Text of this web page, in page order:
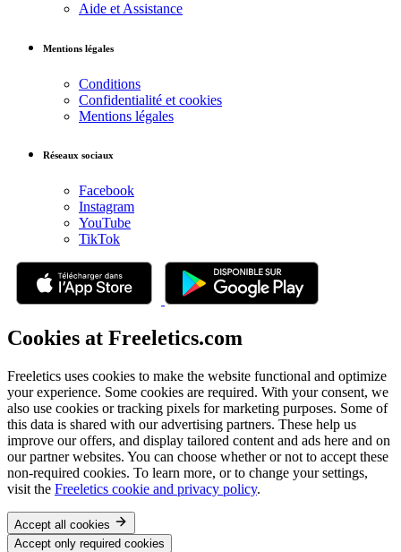
Aide et Assistance
Mentions légales
Conditions
Confidentialité et cookies
Mentions légales
Réseaux sociaux
Facebook
Instagram
YouTube
TikTok
Cookies at Freeletics.com
Freeletics uses cookies to make the website functional and optimize
your experience. Some cookies are required. With your consent, we
also use cookies or tracking pixels for marketing purposes. Some of
this data is shared with our advertising partners. These help us
improve our offers, and display tailored content and ads here and on
our partner websites. You can choose whether or not to accept these
non-required cookies. To learn more, or to change your settings,
visit the Freeletics cookie and privacy policy.
Accept all cookies
Accept only required cookies